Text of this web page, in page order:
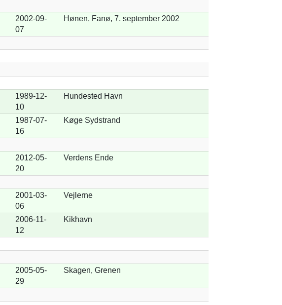
2002-09-
07
Hønen, Fanø, 7. september 2002
1989-12-
10
Hundested Havn
1987-07-
16
Køge Sydstrand
2012-05-
20
Verdens Ende
2001-03-
06
Vejlerne
2006-11-
12
Kikhavn
2005-05-
29
Skagen, Grenen